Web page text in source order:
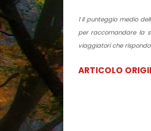
1 Il punteggio medio
per raccomandare la
viaggiatori che
ARTICOLO